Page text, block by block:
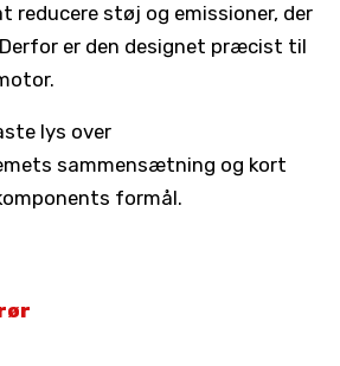
reducere støj og emissioner, der
er den designet præcist til
lys over
sammensætning og kort
formål.